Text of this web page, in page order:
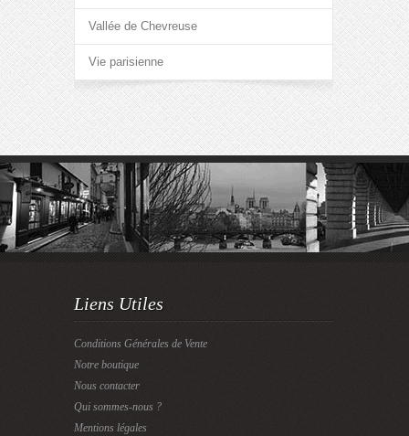
Vallée de Chevreuse
Vie parisienne
Liens Utiles
Conditions Générales de Vente
Notre boutique
Nous contacter
Qui sommes-nous ?
Mentions légales